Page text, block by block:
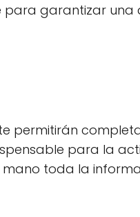
para garantizar una
permitirán
para la
toda la